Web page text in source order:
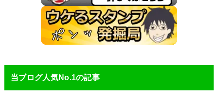
当ブログ人気No.1の記事